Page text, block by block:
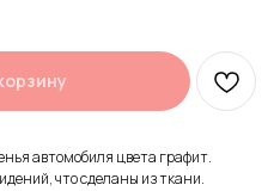
автомобиля цвета графит.
что сделаны из ткани.